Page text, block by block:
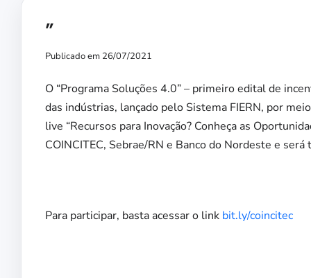
”
Publicado em 26/07/2021
O “Programa Soluções 4.0” – primeiro edital de
das indústrias, lançado pelo Sistema FIERN, por
live “Recursos para Inovação? Conheça as
COINCITEC, Sebrae/RN e Banco do Nordeste e
Para participar, basta acessar o link bit.ly/coincitec